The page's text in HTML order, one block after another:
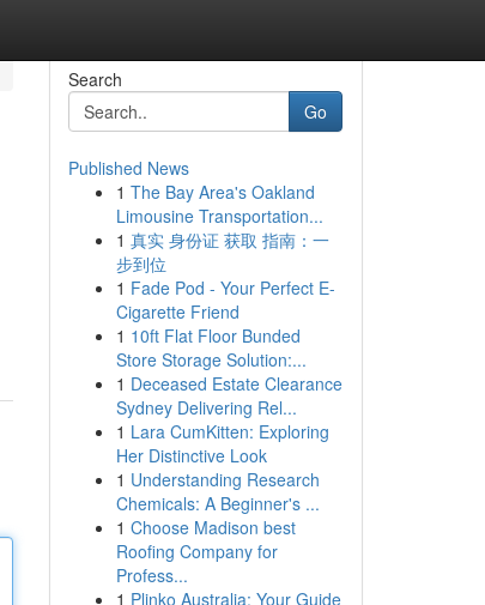
Search
Go
Published News
1 The Bay Area's Oakland
Limousine Transportation...
1 真实 身份证 获取 指南：一
步到位
1 Fade Pod - Your Perfect E-
Cigarette Friend
1 10ft Flat Floor Bunded
Store Storage Solution:...
1 Deceased Estate Clearance
Sydney Delivering Rel...
1 Lara CumKitten: Exploring
Her Distinctive Look
1 Understanding Research
Chemicals: A Beginner's ...
1 Choose Madison best
Roofing Company for
Profess...
1 Plinko Australia: Your Guide